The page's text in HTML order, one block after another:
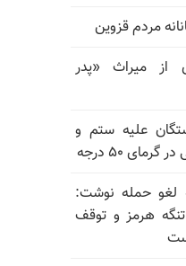
از میراث «پدر
علیه ستم و
۵۰ درجه
لغو حمله نوشت:
تنگه هرمز و توقف